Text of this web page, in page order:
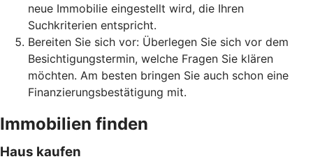
neue Immobilie eingestellt wird, die Ihren
Suchkriterien entspricht.
Bereiten Sie sich vor: Überlegen Sie sich vor dem
Besichtigungstermin, welche Fragen Sie klären
möchten. Am besten bringen Sie auch schon eine
Finanzierungsbestätigung mit.
Immobilien finden
Haus kaufen